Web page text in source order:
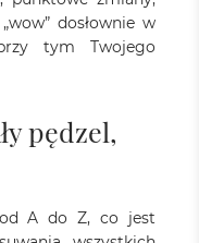
dosłownie w
tym Twojego
pędzel,
A do Z, co jest